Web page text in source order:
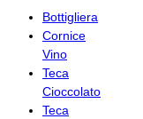
Bottigliera
Cornice
Vino
Teca
Cioccolato
Teca